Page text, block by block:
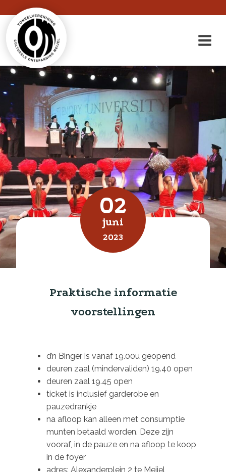
02
juni
2023
Praktische informatie
voorstellingen
d’n Binger is vanaf 19.00u geopend
deuren zaal (mindervaliden) 19.40 open
deuren zaal 19.45 open
ticket is inclusief garderobe en
pauzedrankje
na afloop kan alleen met consumptie
munten betaald worden. Deze zijn
vooraf, in de pauze en na afloop te koop
in de foyer
adres: Alexanderplein 2 te Meijel